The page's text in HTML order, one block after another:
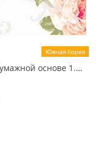
Южная Корея
59279-1 Regency Обои виниловые на бумажной основе 1.06*15.5